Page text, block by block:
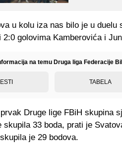
u kolu iza nas bilo je u
golovima Kamberovića i
na temu Druga liga Federacije
TABELA
Druge lige FBiH skupina
skupila 33 boda, prati je
je 29 bodova.